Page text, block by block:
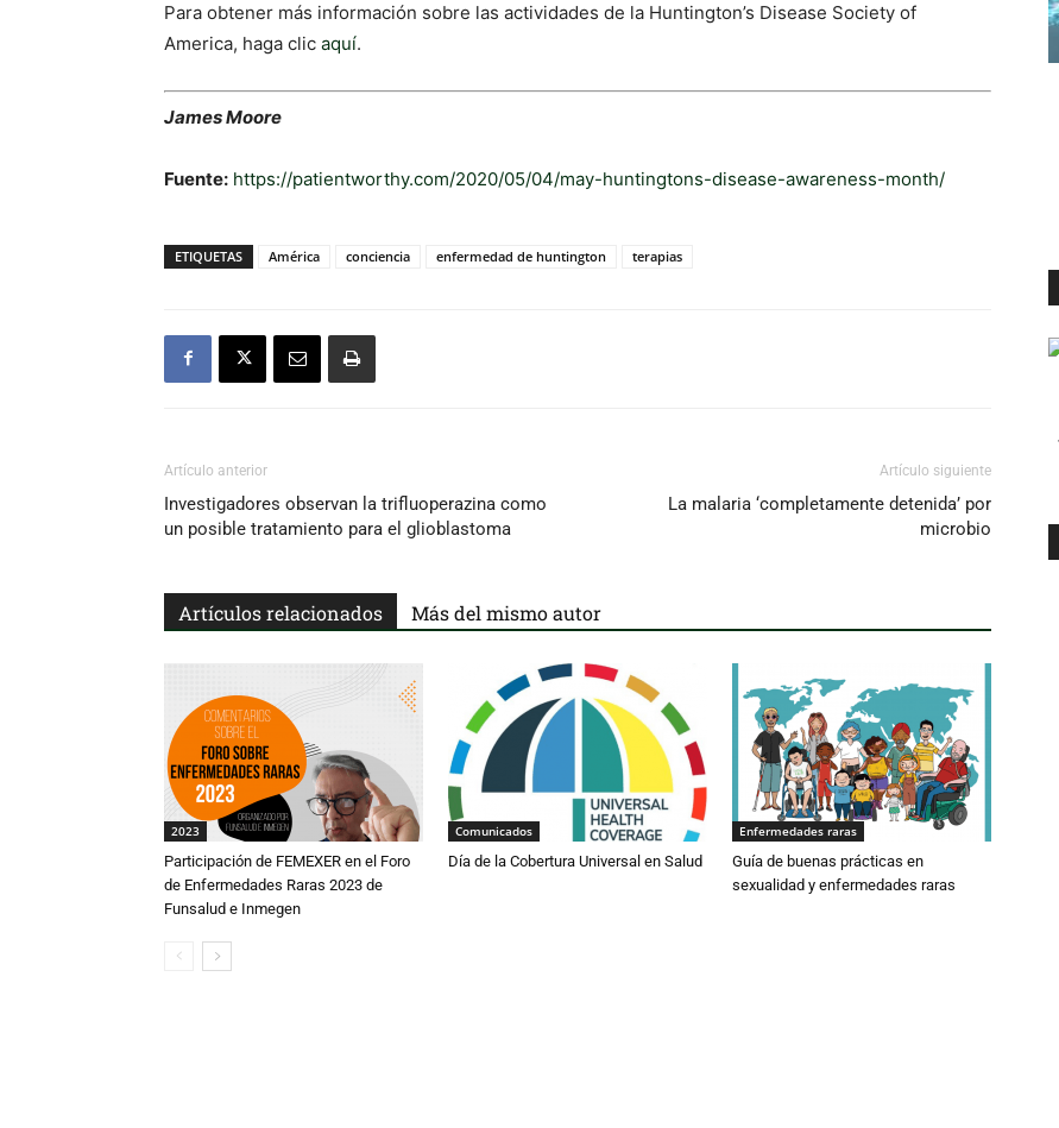
Para obtener más información sobre las actividades de la Huntington’s Disease Society of
America, haga clic aquí.
James Moore
Fuente: https://patientworthy.com/2020/05/04/may-huntingtons-disease-awareness-month/
ETIQUETAS América conciencia enfermedad de huntington terapias
Artículo anterior
Investigadores observan la trifluoperazina como
un posible tratamiento para el glioblastoma
Artículo siguiente
La malaria ‘completamente detenida’ por
microbio
Artículos relacionados Más del mismo autor
2023
Participación de FEMEXER en el Foro
de Enfermedades Raras 2023 de
Funsalud e Inmegen
Comunicados
Día de la Cobertura Universal en Salud
Enfermedades raras
Guía de buenas prácticas en
sexualidad y enfermedades raras